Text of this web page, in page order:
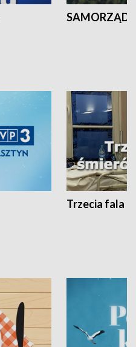
SAMORZĄD
Trzecia fala -